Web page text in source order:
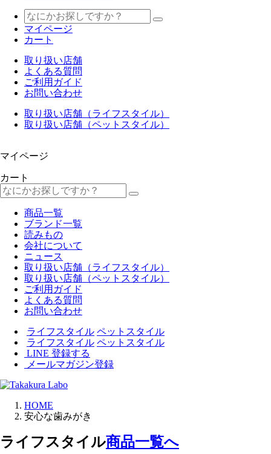
マイページ
カート
取り扱い店舗
よくある質問
ご利用ガイド
お問い合わせ
取り扱い店舗（ライフスタイル）
取り扱い店舗（ペットスタイル）
マイページ
カート
商品一覧
ブランド一覧
読みもの
会社について
ニュース
取り扱い店舗（ライフスタイル）
取り扱い店舗（ペットスタイル）
ご利用ガイド
よくある質問
お問い合わせ
ライフスタイル ペットスタイル
ライフスタイル ペットスタイル
LINE 登録する
メールマガジン登録
HOME
安心な歯みがき
ライフスタイル商品一覧へ